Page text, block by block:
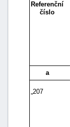
Referenční
číslo
a
„207